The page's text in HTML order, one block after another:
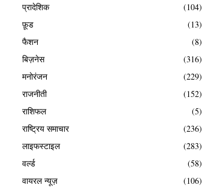
प्रादेशिक
(104)
फ़ूड
(13)
फैशन
(8)
बिज़नेस
(316)
मनोरंजन
(229)
राजनीती
(152)
राशिफल
(5)
राष्ट्रिय समाचार
(236)
लाइफस्टाइल
(283)
वर्ल्ड
(58)
वायरल न्यूज़
(106)